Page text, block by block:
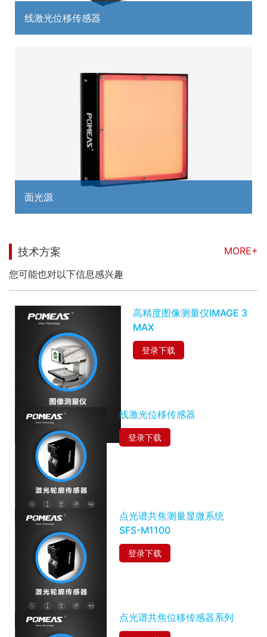
线激光位移传感器
面光源
技术方案
MORE+
您可能也对以下信息感兴趣
高精度图像测量仪IMAGE 3
MAX
登录下载
线激光位移传感器
登录下载
点光谱共焦测量显微系统
SFS-M1100
登录下载
点光谱共焦位移传感器系列